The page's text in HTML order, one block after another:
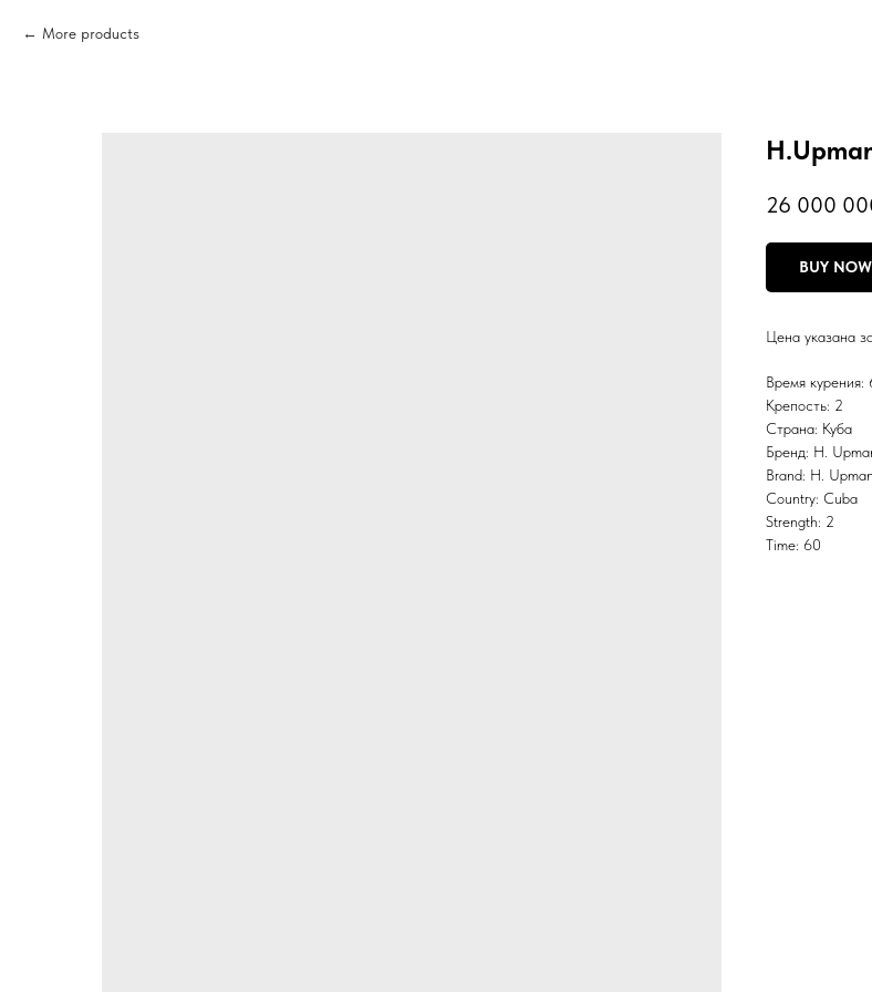
More products
26 000
BUY NOW
Цена указана
Время курения:
Крепость: 2
Страна: Куба
Бренд: H.
Brand: H.
Country: Cuba
Strength: 2
Time: 60